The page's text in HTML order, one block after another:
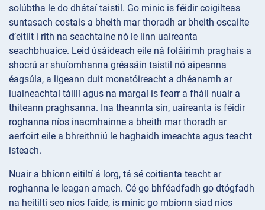
solúbtha le do dhátaí taistil. Go minic is féidir coigilteas
suntasach costais a bheith mar thoradh ar bheith oscailte
d’eitilt i rith na seachtaine nó le linn uaireanta
seachbhuaice. Leid úsáideach eile ná foláirimh praghais a
shocrú ar shuíomhanna gréasáin taistil nó aipeanna
éagsúla, a ligeann duit monatóireacht a dhéanamh ar
luaineachtaí táillí agus na margaí is fearr a fháil nuair a
thiteann praghsanna. Ina theannta sin, uaireanta is féidir
roghanna níos inacmhainne a bheith mar thoradh ar
aerfoirt eile a bhreithniú le haghaidh imeachta agus teacht
isteach.
Nuair a bhíonn eitiltí á lorg, tá sé coitianta teacht ar
roghanna le leagan amach. Cé go bhféadfadh go dtógfadh
na heitiltí seo níos faide, is minic go mbíonn siad níos